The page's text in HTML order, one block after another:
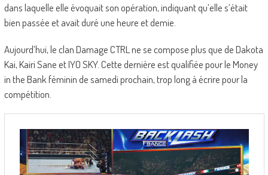
dans laquelle elle évoquait son opération, indiquant qu’elle s’était
bien passée et avait duré une heure et demie.
Aujourd’hui, le clan Damage CTRL ne se compose plus que de Dakota
Kai, Kairi Sane et IYO SKY. Cette dernière est qualifiée pour le Money
in the Bank féminin de samedi prochain, trop long à écrire pour la
compétition.